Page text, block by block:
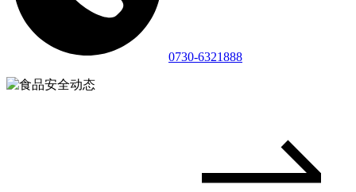
0730-6321888